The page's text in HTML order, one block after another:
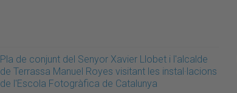
Pla de conjunt del Senyor Xavier Llobet i l'alcalde
de Terrassa Manuel Royes visitant les instal·lacions
de l'Escola Fotogràfica de Catalunya